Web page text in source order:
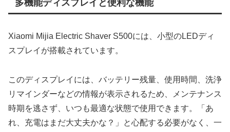
多機能ディスプレイと便利な機能
Xiaomi Mijia Electric Shaver S500には、小型のLEDディ
スプレイが搭載されています。
このディスプレイには、バッテリー残量、使用時間、洗浄
リマインダーなどの情報が表示されるため、メンテナンス
時期を逃さず、いつも最適な状態で使用できます。「あ
れ、充電はまだ大丈夫かな？」と心配する必要がなく、一